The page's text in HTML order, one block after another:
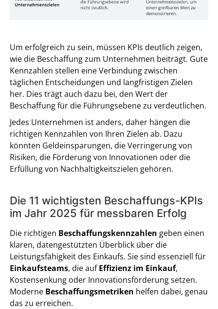
Um erfolgreich zu sein, müssen KPIs deutlich zeigen,
wie die Beschaffung zum Unternehmen beiträgt. Gute
Kennzahlen stellen eine Verbindung zwischen
täglichen Entscheidungen und langfristigen Zielen
her. Dies trägt auch dazu bei, den Wert der
Beschaffung für die Führungsebene zu verdeutlichen.
Jedes Unternehmen ist anders, daher hängen die
richtigen Kennzahlen von Ihren Zielen ab. Dazu
könnten Geldeinsparungen, die Verringerung von
Risiken, die Förderung von Innovationen oder die
Erfüllung von Nachhaltigkeitszielen gehören.
Die 11 wichtigsten Beschaffungs-KPIs
im Jahr 2025 für messbaren Erfolg
Die richtigen Beschaffungskennzahlen geben einen
klaren, datengestützten Überblick über die
Leistungsfähigkeit des Einkaufs. Sie sind essenziell für
Einkaufsteams, die aufEffizienz im Einkauf,
Kostensenkung oder Innovationsförderung setzen.
Moderne Beschaffungsmetriken helfen dabei, genau
das zu erreichen.